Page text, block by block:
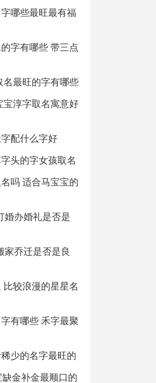
哪些最旺最有福
字有哪些 带三点
名最旺的字有哪些
宝淳字取名寓意好
配什么字好
头的字女孩取名
吗 适合马宝宝的
婚办婚礼是否是
家乔迁是否是良
较浪漫的星星名
有哪些 禾字最聚
少的名字最旺的
金补金最顺口的